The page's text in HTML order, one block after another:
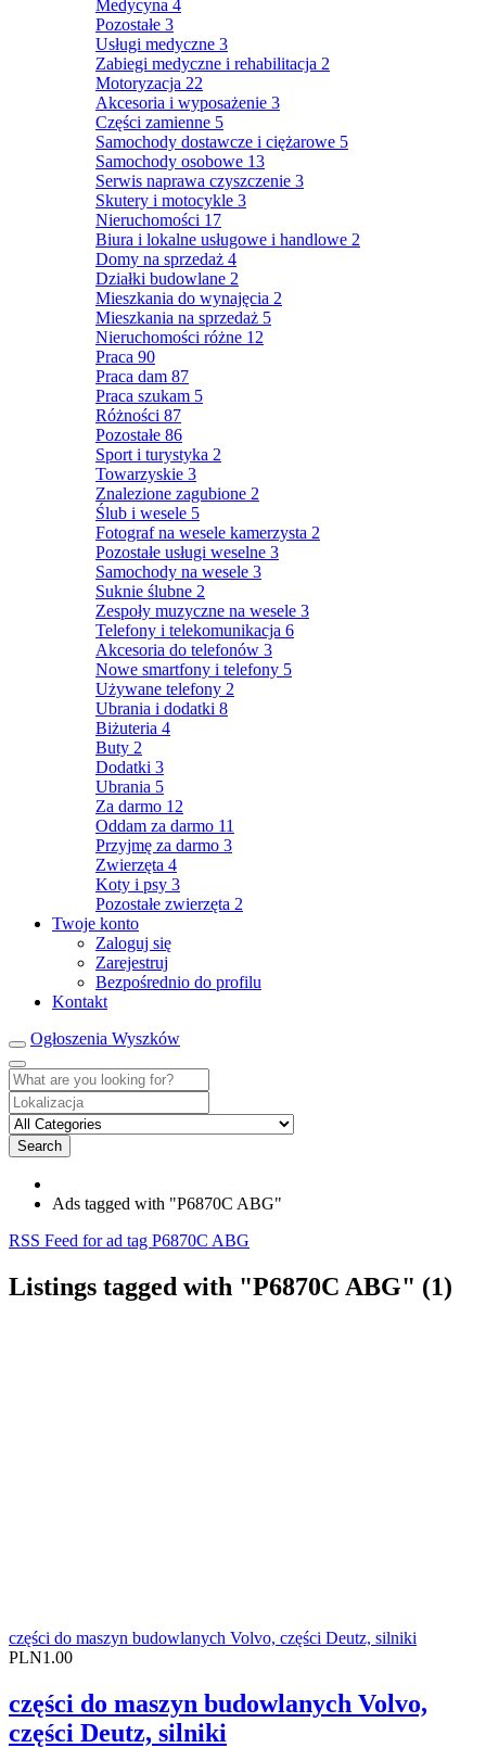
Medycyna 4
Pozostałe 3
Usługi medyczne 3
Zabiegi medyczne i rehabilitacja 2
Motoryzacja 22
Akcesoria i wyposażenie 3
Części zamienne 5
Samochody dostawcze i ciężarowe 5
Samochody osobowe 13
Serwis naprawa czyszczenie 3
Skutery i motocykle 3
Nieruchomości 17
Biura i lokalne usługowe i handlowe 2
Domy na sprzedaż 4
Działki budowlane 2
Mieszkania do wynajęcia 2
Mieszkania na sprzedaż 5
Nieruchomości różne 12
Praca 90
Praca dam 87
Praca szukam 5
Różności 87
Pozostałe 86
Sport i turystyka 2
Towarzyskie 3
Znalezione zagubione 2
Ślub i wesele 5
Fotograf na wesele kamerzysta 2
Pozostałe usługi weselne 3
Samochody na wesele 3
Suknie ślubne 2
Zespoły muzyczne na wesele 3
Telefony i telekomunikacja 6
Akcesoria do telefonów 3
Nowe smartfony i telefony 5
Używane telefony 2
Ubrania i dodatki 8
Biżuteria 4
Buty 2
Dodatki 3
Ubrania 5
Za darmo 12
Oddam za darmo 11
Przyjmę za darmo 3
Zwierzęta 4
Koty i psy 3
Pozostałe zwierzęta 2
Twoje konto
Zaloguj się
Zarejestruj
Bezpośrednio do profilu
Kontakt
Ogłoszenia Wyszków
Search
Ads tagged with "P6870C ABG"
RSS Feed for ad tag P6870C ABG
Listings tagged with "P6870C ABG" (1)
części do maszyn budowlanych Volvo, części Deutz, silniki
PLN1.00
części do maszyn budowlanych Volvo,
części Deutz, silniki